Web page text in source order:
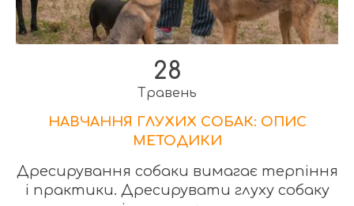
28
Травень
НАВЧАННЯ ГЛУХИХ СОБАК: ОПИС
МЕТОДИКИ
Дресирування собаки вимагає терпіння
і практики. Дресирувати глуху собаку